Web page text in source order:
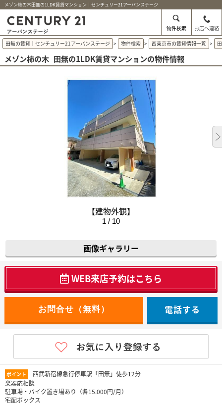
メゾン柿の木田無の1LDK賃貸マンション｜センチュリー21アーバンステージ
物件検索 お店へ連絡
田無の賃貸｜センチュリー21アーバンステージ > 物件検索 > 西東京市の賃貸情報一覧 >
メゾン柿の木 田無の1LDK賃貸マンションの物件情報
【建物外観】
1 / 10
画像ギャラリー
WEB来店予約はこちら
電話する
ポイント
西武新宿線急行停車駅「田無」徒歩12分
楽器応相談
駐車場・バイク置き場あり（各15.000円/月）
宅配ボックス